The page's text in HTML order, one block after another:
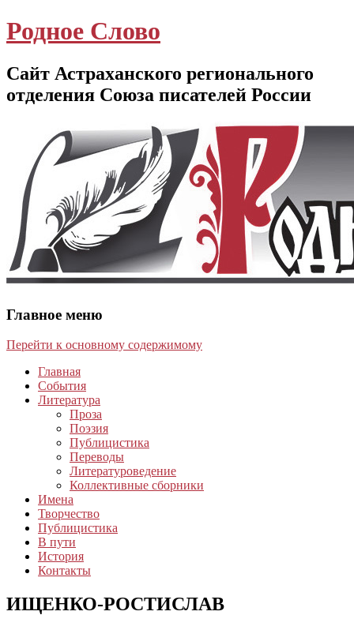
Родное Слово
Сайт Астраханского регионального
отделения Союза писателей России
Главное меню
Перейти к основному содержимому
Главная
События
Литература
Проза
Поэзия
Публицистика
Переводы
Литературоведение
Коллективные сборники
Имена
Творчество
Публицистика
В пути
История
Контакты
ИЩЕНКО-РОСТИСЛАВ